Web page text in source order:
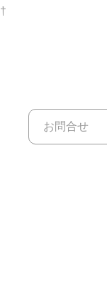
†
お問合せ